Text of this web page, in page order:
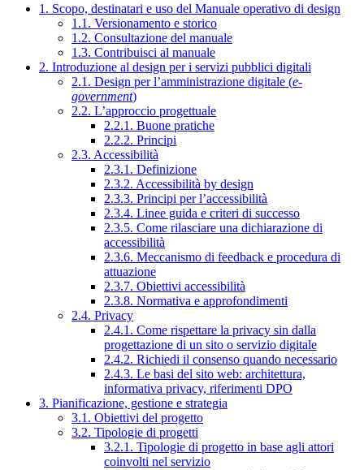
1. Scopo, destinatari e uso del Manuale operativo di design
1.1. Versionamento e storico
1.2. Consultazione del manuale
1.3. Contribuisci al manuale
2. Introduzione al design per i servizi pubblici digitali
2.1. Design per l’amministrazione digitale (e-
government)
2.2. L’approccio progettuale
2.2.1. Buone pratiche
2.2.2. Principi
2.3. Accessibilità
2.3.1. Definizione
2.3.2. Accessibilità by design
2.3.3. Principi per l’accessibilità
2.3.4. Linee guida e criteri di successo
2.3.5. Come rilasciare una dichiarazione di
accessibilità
2.3.6. Meccanismo di feedback e procedura di
attuazione
2.3.7. Obiettivi accessibilità
2.3.8. Normativa e approfondimenti
2.4. Privacy
2.4.1. Come rispettare la privacy sin dalla
progettazione di un sito o servizio digitale
2.4.2. Richiedi il consenso quando necessario
2.4.3. Le basi del sito web: architettura,
informativa privacy, riferimenti DPO
3. Pianificazione, gestione e strategia
3.1. Obiettivi del progetto
3.2. Tipologie di progetti
3.2.1. Tipologie di progetto in base agli attori
coinvolti nel servizio